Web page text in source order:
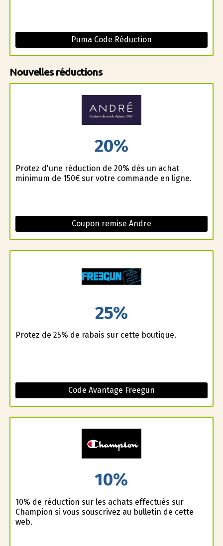
Puma Code Réduction
Nouvelles réductions
20%
Profitez d'une réduction de 20% dès un achat
minimum de 150€ sur votre commande en ligne.
Coupon remise Andre
25%
Profitez de 25% de rabais sur cette boutique.
Code Avantage Freegun
10%
10% de réduction sur les achats effectués sur
Champion si vous souscrivez au bulletin de cette
web.